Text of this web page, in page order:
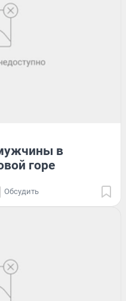
в
горе
Обсудить